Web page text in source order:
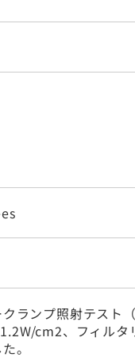
ランプ照射テスト
cm2、フィルタ
。